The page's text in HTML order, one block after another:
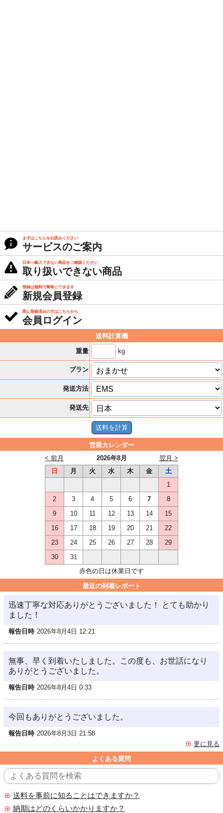
まずはこちらをお読みください
サービスのご案内
日本へ輸入できない商品をご確認ください
取り扱いできない商品
登録は無料で簡単にできます
新規会員登録
既に登録済みの方はこちらから
会員ログイン
送料計算機
重量
kg
プラン
発送方法
発送先
営業カレンダー
2026年8月
< 前月
翌月 >
日
月 火 水 木 金
土
1
2
3 4 5 6 7
8
9
10 11 12 13 14
15
16
17 18 19 20 21
22
23
24 25 26 27 28
29
30
31
赤色の日は休業日です
最近の到着レポート
迅速丁寧な対応ありがとうございました！ とても助かり
ました！
報告日時 2026年8月4日 12:21
無事、早く到着いたしました。この度も、お世話になり
ありがとうございました。
報告日時 2026年8月4日 0:33
今回もありがとうございました。
報告日時 2026年8月3日 21:58
更に見る
よくある質問
送料を事前に知ることはできますか？
納期はどのくらいかかりますか？